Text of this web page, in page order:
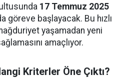
17 Temmuz 2025
göreve başlayacak. Bu hızlı
yaşamadan yeni
amaçlıyor.
Kriterler Öne Çıktı?